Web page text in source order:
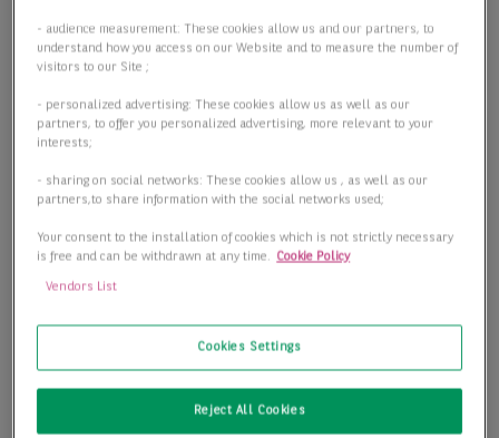
Nach Absprache
Ihr Ansprechpartner
Lennart Bertram
Tel: +49 40 34848-238
Kontakt
- audience measurement: These cookies allow us and our partners, to
understand how you access on our Website and to measure the number of
visitors to our Site ;
- personalized advertising: These cookies allow us as well as our
partners, to offer you personalized advertising, more relevant to your
interests;
- sharing on social networks: These cookies allow us , as well as our
partners,to share information with the social networks used;
Your consent to the installation of cookies which is not strictly necessary
is free and can be withdrawn at any time. Cookie Policy
Vendors List
Cookies Settings
Reject All Cookies